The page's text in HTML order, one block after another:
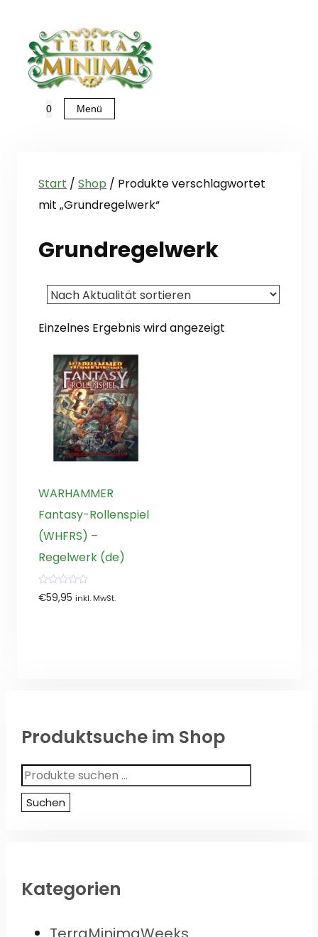
springen
0 Menü
Start / Shop / Produkte verschlagwortet
mit „Grundregelwerk“
Grundregelwerk
Einzelnes Ergebnis wird angezeigt
WARHAMMER
Fantasy-Rollenspiel
(WHFRS) –
Regelwerk (de)
0
von
€59,95 inkl. MwSt.
Produktsuche im Shop
Suchen
nach:
Suchen
Kategorien